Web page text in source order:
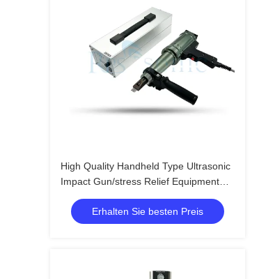
High Quality Handheld Type Ultrasonic
Impact Gun/stress Relief Equipment
Ultrasonic Impact Treatment
Erhalten Sie besten Preis